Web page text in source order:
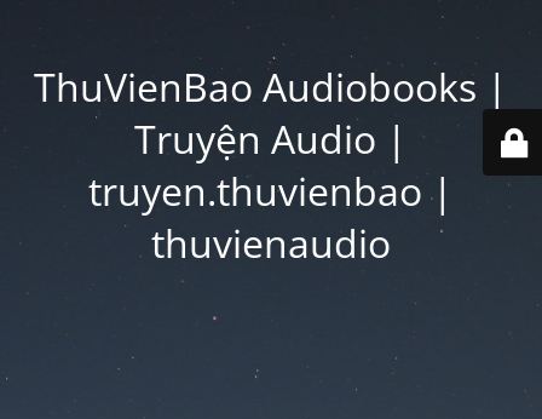
ThuVienBao Audiobooks |
Truyện Audio |
truyen.thuvienbao |
thuvienaudio